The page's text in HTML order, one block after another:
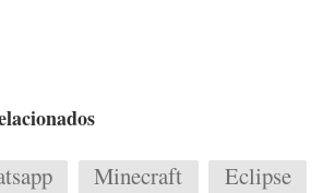
Minecraft
Eclipse